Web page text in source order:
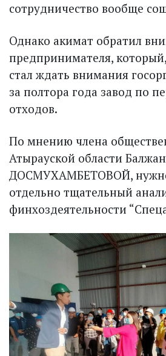
сотрудничество вообще
Однако акимат обратил
предпринимателя,
стал ждать внимания
за полтора года завод по
отходов.
По мнению члена
Атырауской области Балжан
ДОСМУХАМБЕТОВОЙ,
отдельно тщательный
финхоздеятельности